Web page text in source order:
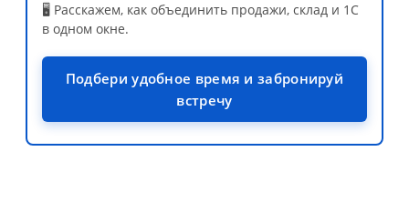
🖥️ Расскажем, как объединить продажи, склад и 1С
в одном окне.
Подбери удобное время и забронируй
встречу